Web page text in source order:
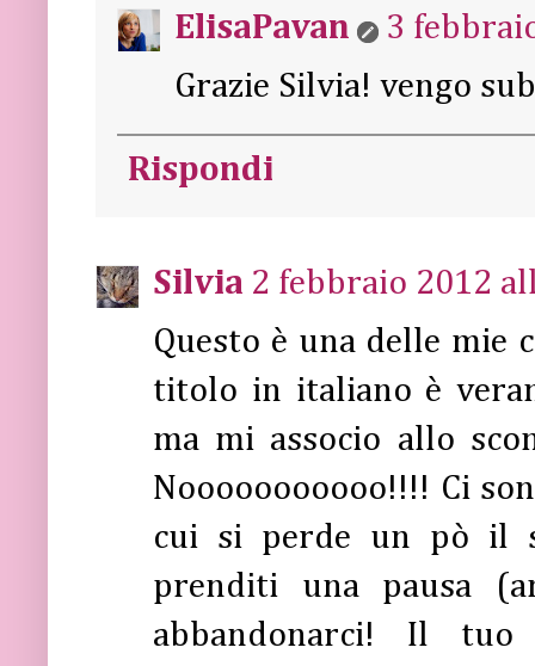
ElisaPavan
3
Grazie Silvia! vengo
Rispondi
Silvia 2 febbraio 2012
Questo è una delle mie
titolo in italiano è
ma mi associo allo
Nooooooooooo!!!! Ci
cui si perde un pò il
prenditi una pausa
abbandonarci! Il